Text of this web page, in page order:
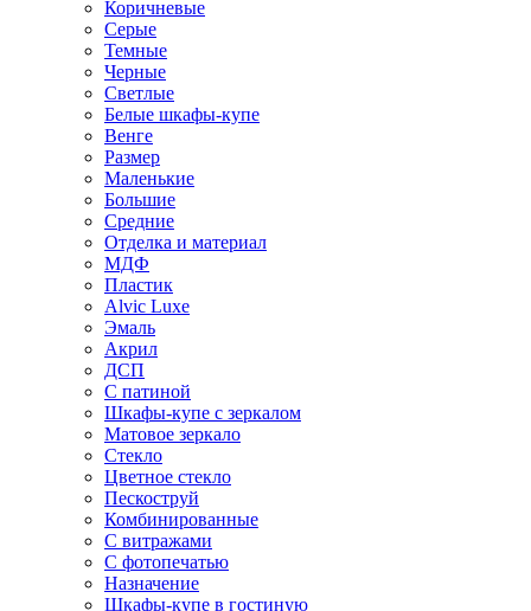
Коричневые
Серые
Темные
Черные
Светлые
Белые шкафы-купе
Венге
Размер
Маленькие
Большие
Средние
Отделка и материал
МДФ
Пластик
Alvic Luxe
Эмаль
Акрил
ДСП
С патиной
Шкафы-купе с зеркалом
Матовое зеркало
Стекло
Цветное стекло
Пескоструй
Комбинированные
С витражами
С фотопечатью
Назначение
Шкафы-купе в гостиную